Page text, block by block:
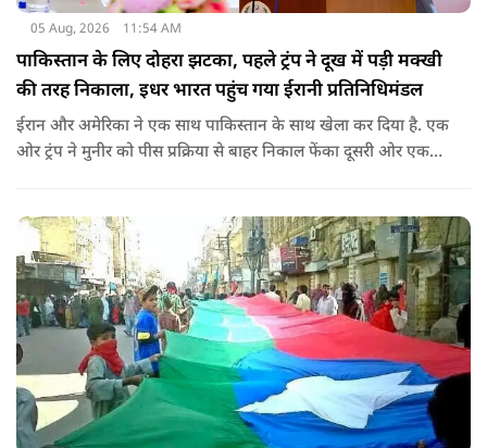
05 Aug, 2026 11:54 AM
पाकिस्तान के लिए दोहरा झटका, पहले ट्रंप ने दूख में पड़ी मक्खी
की तरह निकाला, इधर भारत पहुंच गया ईरानी प्रतिनिधिमंडल
ईरान और अमेरिका ने एक साथ पाकिस्तान के साथ खेला कर दिया है. एक
ओर ट्रंप ने मुनीर को पीस प्रक्रिया से बाहर निकाल फेंका दूसरी ओर एक